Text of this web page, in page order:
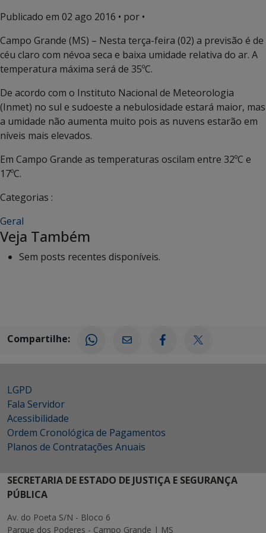
Publicado em 02 ago 2016 • por •
Campo Grande (MS) – Nesta terça-feira (02) a previsão é de
céu claro com névoa seca e baixa umidade relativa do ar. A
temperatura máxima será de 35ºC.
De acordo com o Instituto Nacional de Meteorologia
(Inmet) no sul e sudoeste a nebulosidade estará maior, mas
a umidade não aumenta muito pois as nuvens estarão em
níveis mais elevados.
Em Campo Grande as temperaturas oscilam entre 32ºC e
17ºC.
Categorias :
Geral
Veja Também
Sem posts recentes disponíveis.
Compartilhe:
LGPD
Fala Servidor
Acessibilidade
Ordem Cronológica de Pagamentos
Planos de Contratações Anuais
SECRETARIA DE ESTADO DE JUSTIÇA E SEGURANÇA
PÚBLICA
Av. do Poeta S/N - Bloco 6
Parque dos Poderes - Campo Grande | MS